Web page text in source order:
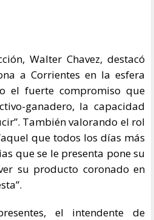
Walter Chavez, destacó
a Corrientes en la esfera
el fuerte compromiso que
ganadero, la capacidad
También valorando el rol
que todos los días más
que se le presenta pone su
su producto coronado en
el intendente de